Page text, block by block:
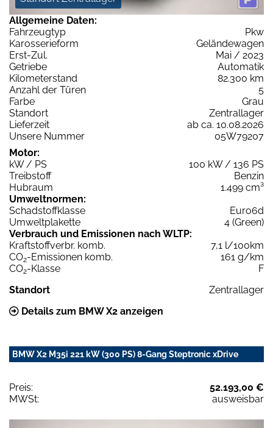
Allgemeine Daten:
Fahrzeugtyp
Pkw
Karosserieform
Geländewagen
Erst-Zul.
Mai / 2023
Getriebe
Automatik
Kilometerstand
82.300 km
Anzahl der Türen
5
Farbe
Grau
Standort
Zentrallager
Lieferzeit
ab ca. 10.08.2026
Unsere Nummer
05W79207
Motor:
kW / PS
100 kW / 136 PS
Treibstoff
Benzin
Hubraum
1.499 cm³
Umweltnormen:
Schadstoffklasse
Euro6d
Umweltplakette
4 (Green)
Verbrauch und Emissionen nach WLTP:
Kraftstoffverbr. komb.
7,1 l/100km
CO2-Emissionen komb.
161 g/km
CO2-Klasse
F
Standort
Zentrallager
Details zum BMW X2 anzeigen
BMW X2 M35i 221 kW (300 PS) 8-Gang Steptronic xDrive
Preis:
52.193,00 €
MWSt:
ausweisbar